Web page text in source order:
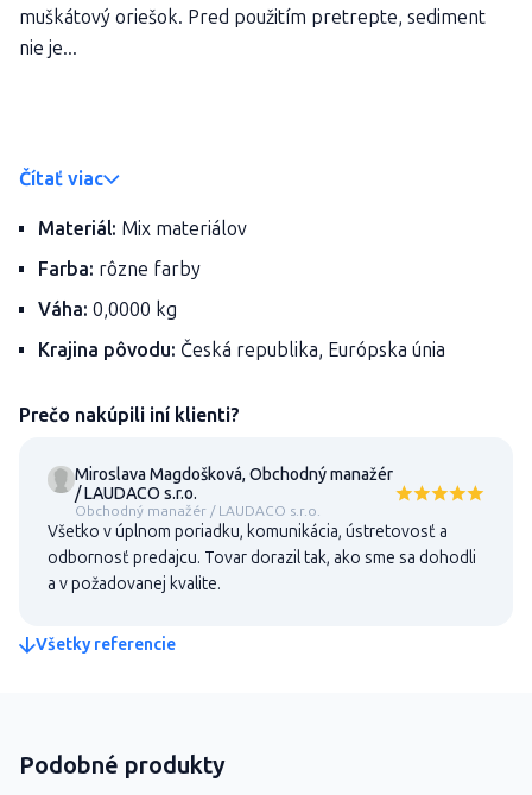
muškátový oriešok. Pred použitím pretrepte, sediment
nie je...
Čítať viac
Materiál: Mix materiálov
Farba: rôzne farby
Váha: 0,0000 kg
Krajina pôvodu: Česká republika, Európska únia
Prečo nakúpili iní klienti?
Miroslava Magdošková, Obchodný manažér
/ LAUDACO s.r.o.
Obchodný manažér / LAUDACO s.r.o.
Všetko v úplnom poriadku, komunikácia, ústretovosť a
odbornosť predajcu. Tovar dorazil tak, ako sme sa dohodli
a v požadovanej kvalite.
Všetky referencie
Podobné produkty